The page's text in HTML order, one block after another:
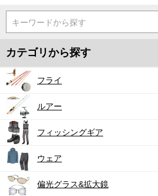
キーワードから探す
カテゴリから探す
フライ
ルアー
フィッシングギア
ウェア
偏光グラス&拡大鏡